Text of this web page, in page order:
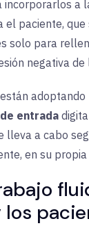
incorporarlos a
el paciente,
solo para
negativa de
adoptando
entrada
lleva a cabo
en su propia